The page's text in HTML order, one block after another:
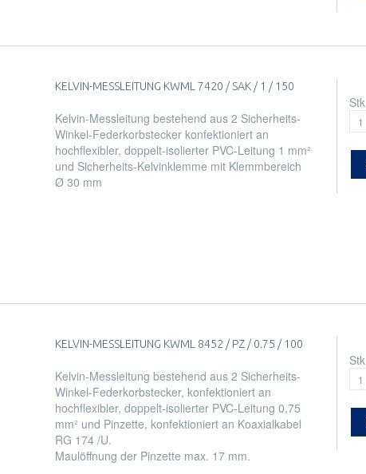
KELVIN-MESSLEITUNG KWML 7420 / SAK / 1 / 150
Kelvin-Messleitung bestehend aus 2 Sicherheits-
Winkel-Federkorbstecker konfektioniert an
hochflexibler, doppelt-isolierter PVC-Leitung 1 mm²
und Sicherheits-Kelvinklemme mit Klemmbereich
Ø 30 mm
Stk
KELVIN-MESSLEITUNG KWML 8452 / PZ / 0.75 / 100
Kelvin-Messleitung bestehend aus 2 Sicherheits-
Winkel-Federkorbstecker, konfektioniert an
hochflexibler, doppelt-isolierter PVC-Leitung 0,75
mm² und Pinzette, konfektioniert an Koaxialkabel
RG 174 /U.
Maulöffnung der Pinzette max. 17 mm.
Stk